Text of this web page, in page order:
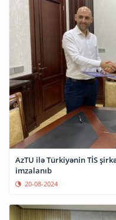
AzTU ilə Türkiyənin TİS
imzalanıb
20-08-2024